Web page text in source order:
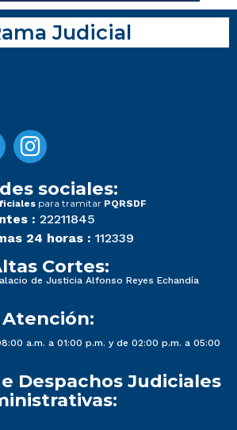
Judicial
sociales:
para tramitar PQRSDF
: 22211845
24 horas : 112339
Cortes:
de Justicia Alfonso Reyes Echandía
Atención:
a.m. a 01:00 p.m. y de 02:00 p.m. a 05:00
Despachos Judiciales